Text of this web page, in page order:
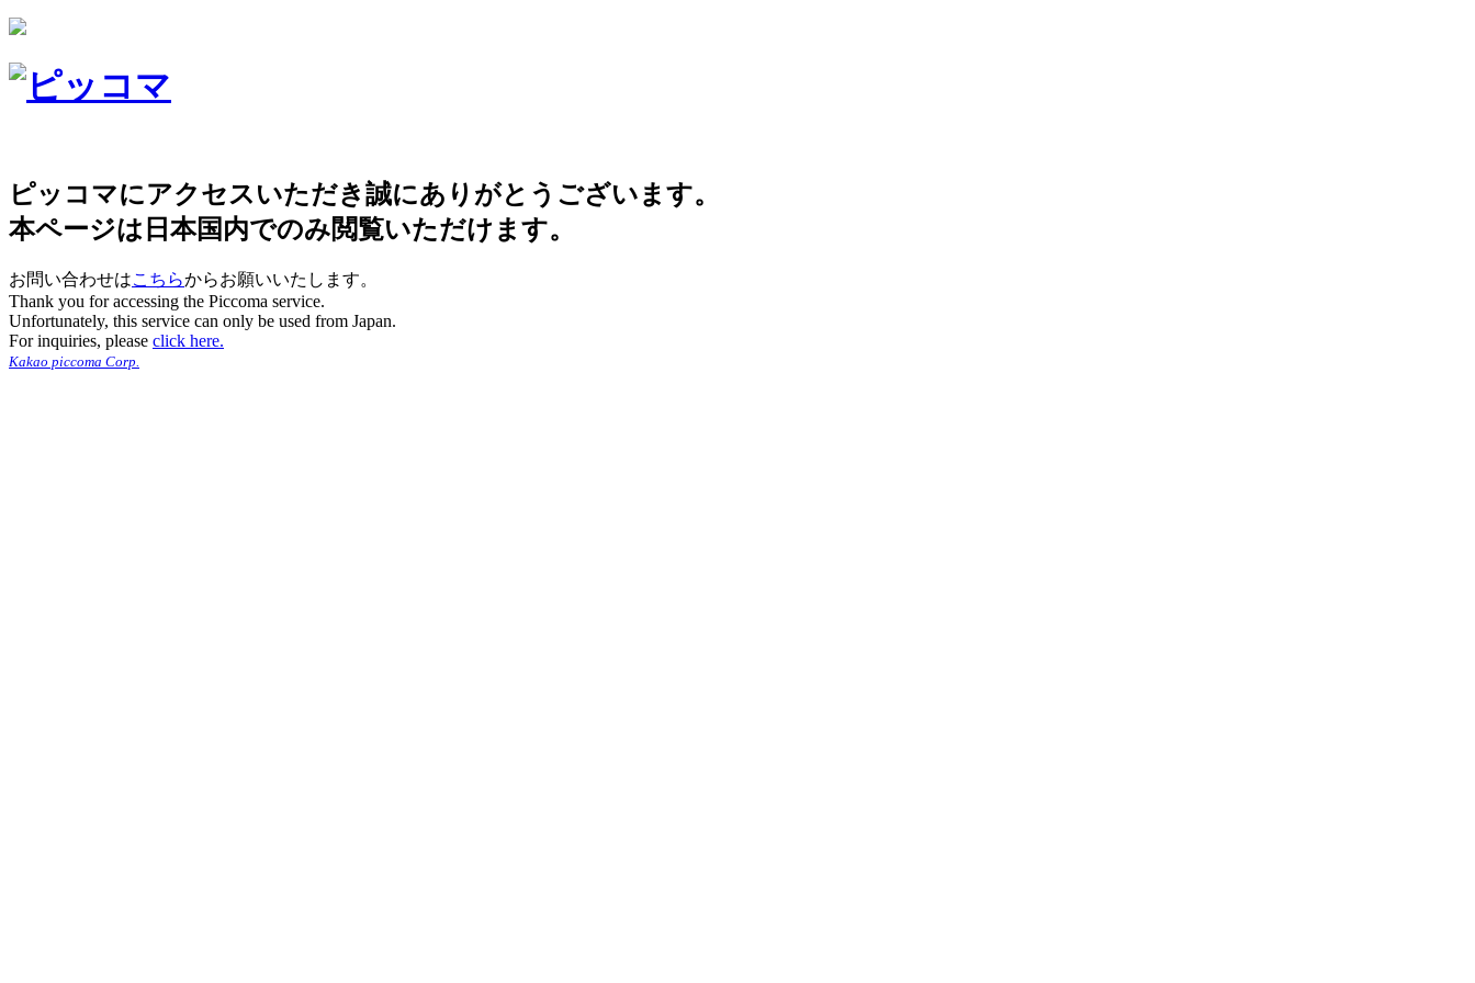
ピッコマにアクセスいただき誠にありがとうございます。
本ページは日本国内でのみ閲覧いただけます。
お問い合わせはこちらからお願いいたします。
Thank you for accessing the Piccoma service.
Unfortunately, this service can only be used from Japan.
For inquiries, please click here.
Kakao piccoma Corp.